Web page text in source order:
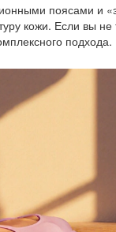
поясами и
кожи. Если вы
подхода.